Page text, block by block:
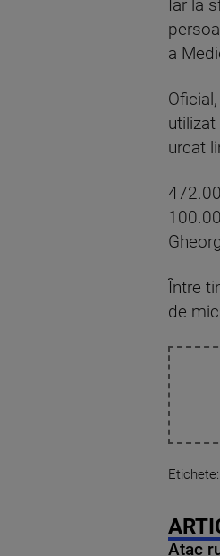
Iar la
a
urcat
Între
de
Etichete:
Atac